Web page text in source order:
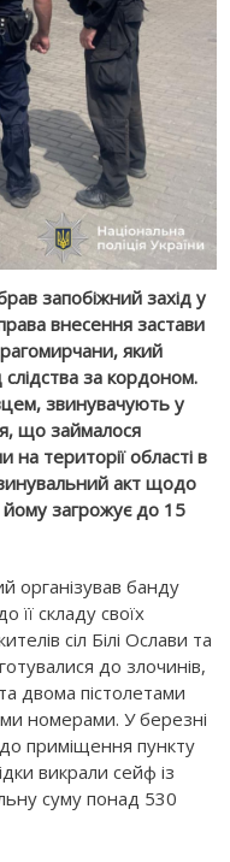
запобіжний захід у
внесення застави
який
за кордоном.
звинувачують у
що займалося
території області в
акт щодо
йому загрожує до 15
організував банду
її складу своїх
сіл Білі Ослави та
до злочинів,
двома пістолетами
номерами. У березні
приміщення пункту
викрали сейф із
суму понад 530